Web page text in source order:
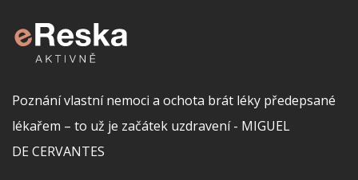
Poznání vlastní nemoci a ochota brát léky předepsané
lékařem – to už je začátek uzdravení - MIGUEL
DE CERVANTES